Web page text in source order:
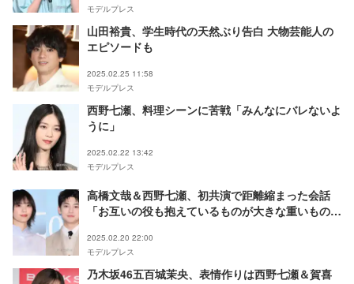
モデルプレス
山田裕貴、学生時代の天然ぶり告白 大物芸能人の
エピソードも
2025.02.25 11:58
モデルプレス
西野七瀬、料理シーンに苦戦「みんなにバレないよ
うに」
2025.02.22 13:42
モデルプレス
高橋文哉＆西野七瀬、初共演で距離縮まった会話
「お互いの役も抱えているものが大きな重いものな
2025.02.20 22:00
モデルプレス
乃木坂46五百城茉央、表情作りは西野七瀬＆賀喜